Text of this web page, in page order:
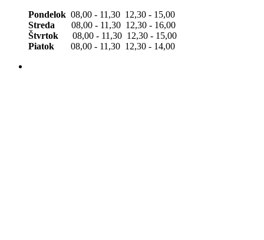
Pondelok 08,00 - 11,30 12,30 - 15,00
Streda 08,00 - 11,30 12,30 - 16,00
Štvrtok 08,00 - 11,30 12,30 - 15,00
Piatok 08,00 - 11,30 12,30 - 14,00